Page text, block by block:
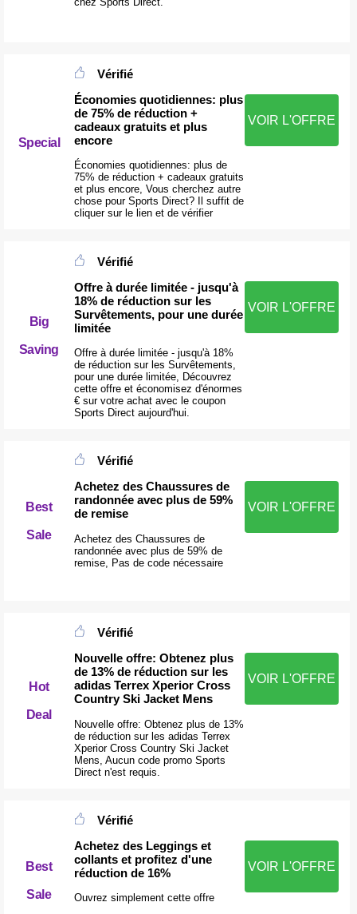
Special
Vérifié
Économies quotidiennes: plus
de 75% de réduction +
cadeaux gratuits et plus
encore
Économies quotidiennes: plus de
75% de réduction + cadeaux gratuits
et plus encore, Vous cherchez autre
chose pour Sports Direct? Il suffit de
cliquer sur le lien et de vérifier
VOIR L'OFFRE
Big
Saving
Vérifié
Offre à durée limitée - jusqu'à
18% de réduction sur les
Survêtements, pour une durée
limitée
Offre à durée limitée - jusqu'à 18%
de réduction sur les Survêtements,
pour une durée limitée, Découvrez
cette offre et économisez d'énormes
€ sur votre achat avec le coupon
Sports Direct aujourd'hui.
VOIR L'OFFRE
Best
Sale
Vérifié
Achetez des Chaussures de
randonnée avec plus de 59%
de remise
Achetez des Chaussures de
randonnée avec plus de 59% de
remise, Pas de code nécessaire
VOIR L'OFFRE
Hot
Deal
Vérifié
Nouvelle offre: Obtenez plus
de 13% de réduction sur les
adidas Terrex Xperior Cross
Country Ski Jacket Mens
Nouvelle offre: Obtenez plus de 13%
de réduction sur les adidas Terrex
Xperior Cross Country Ski Jacket
Mens, Aucun code promo Sports
Direct n'est requis.
VOIR L'OFFRE
Best
Sale
Vérifié
Achetez des Leggings et
collants et profitez d'une
réduction de 16%
Ouvrez simplement cette offre
VOIR L'OFFRE